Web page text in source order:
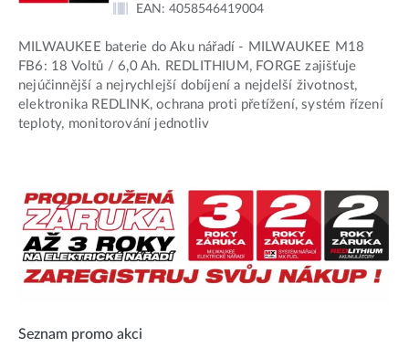
EAN: 4058546419004
MILWAUKEE baterie do Aku nářadí - MILWAUKEE M18
FB6: 18 Voltů / 6,0 Ah. REDLITHIUM, FORGE zajišťuje
nejúčinnější a nejrychlejší dobíjení a nejdelší životnost,
elektronika REDLINK, ochrana proti přetížení, systém řízení
teploty, monitorování jednotliv
Seznam promo akci